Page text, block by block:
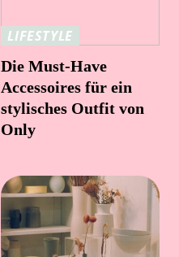
LIFESTYLE
Die Must-Have
Accessoires für ein
stylisches Outfit von
Only